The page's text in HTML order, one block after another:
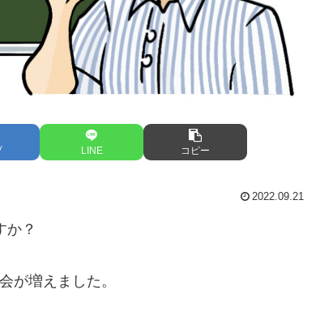
LINE コピー
2022.09.21
か？
が増えました。